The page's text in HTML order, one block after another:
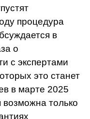
процедура
в
о
с экспертами
это станет
в марте 2025
только